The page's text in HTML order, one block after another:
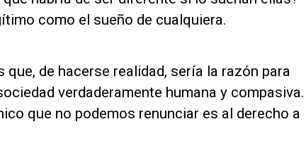
como el sueño de cualquiera.
de hacerse realidad, sería la razón para
verdaderamente humana y compasiva.
que no podemos renunciar es al derecho a